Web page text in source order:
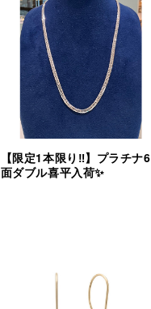
【限定1本限り‼︎】プラチナ6
面ダブル喜平入荷✨